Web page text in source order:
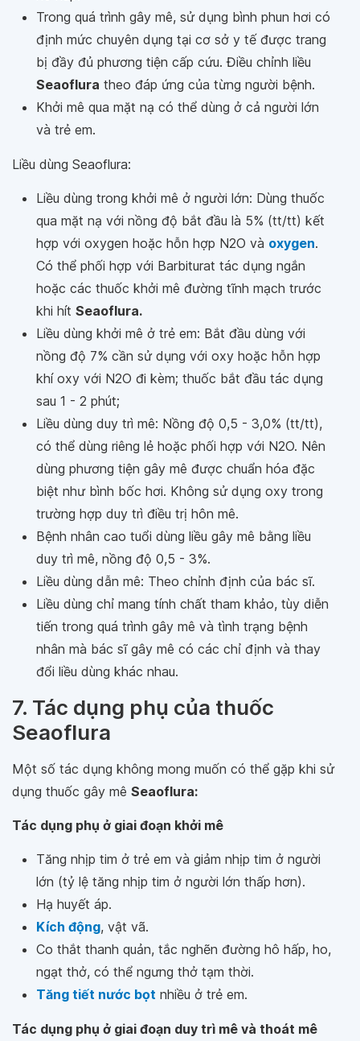
Trong quá trình gây mê, sử dụng bình phun hơi có
định mức chuyên dụng tại cơ sở y tế được trang
bị đầy đủ phương tiện cấp cứu. Điều chỉnh liều
Seaoflura theo đáp ứng của từng người bệnh.
Khởi mê qua mặt nạ có thể dùng ở cả người lớn
và trẻ em.
Liều dùng Seaoflura:
Liều dùng trong khởi mê ở người lớn: Dùng thuốc
qua mặt nạ với nồng độ bắt đầu là 5% (tt/tt) kết
hợp với oxygen hoặc hỗn hợp N2O và oxygen.
Có thể phối hợp với Barbiturat tác dụng ngắn
hoặc các thuốc khởi mê đường tĩnh mạch trước
khi hít Seaoflura.
Liều dùng khởi mê ở trẻ em: Bắt đầu dùng với
nồng độ 7% cần sử dụng với oxy hoặc hỗn hợp
khí oxy với N2O đi kèm; thuốc bắt đầu tác dụng
sau 1 - 2 phút;
Liều dùng duy trì mê: Nồng độ 0,5 - 3,0% (tt/tt),
có thể dùng riêng lẻ hoặc phối hợp với N2O. Nên
dùng phương tiện gây mê được chuẩn hóa đặc
biệt như bình bốc hơi. Không sử dụng oxy trong
trường hợp duy trì điều trị hôn mê.
Bệnh nhân cao tuổi dùng liều gây mê bằng liều
duy trì mê, nồng độ 0,5 - 3%.
Liều dùng dẫn mê: Theo chỉnh định của bác sĩ.
Liều dùng chỉ mang tính chất tham khảo, tùy diễn
tiến trong quá trình gây mê và tình trạng bệnh
nhân mà bác sĩ gây mê có các chỉ định và thay
đổi liều dùng khác nhau.
7. Tác dụng phụ của thuốc
Seaoflura
Một số tác dụng không mong muốn có thể gặp khi sử
dụng thuốc gây mê Seaoflura:
Tác dụng phụ ở giai đoạn khởi mê
Tăng nhịp tim ở trẻ em và giảm nhịp tim ở người
lớn (tỷ lệ tăng nhịp tim ở người lớn thấp hơn).
Hạ huyết áp.
Kích động, vật vã.
Co thắt thanh quản, tắc nghẽn đường hô hấp, ho,
ngạt thở, có thể ngưng thở tạm thời.
Tăng tiết nước bọt nhiều ở trẻ em.
Tác dụng phụ ở giai đoạn duy trì mê và thoát mê